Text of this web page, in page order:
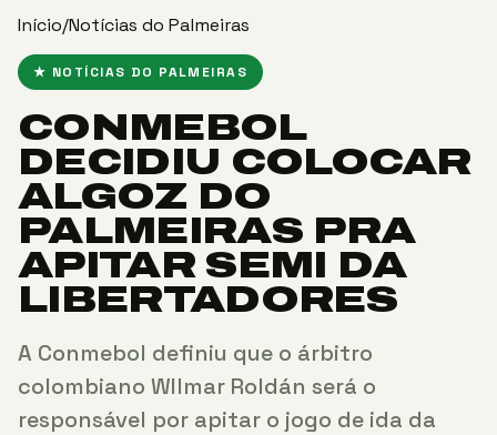
Início/Notícias do Palmeiras
★ NOTÍCIAS DO PALMEIRAS
CONMEBOL
DECIDIU COLOCAR
ALGOZ DO
PALMEIRAS PRA
APITAR SEMI DA
LIBERTADORES
A Conmebol definiu que o árbitro
colombiano WIlmar Roldán será o
responsável por apitar o jogo de ida da